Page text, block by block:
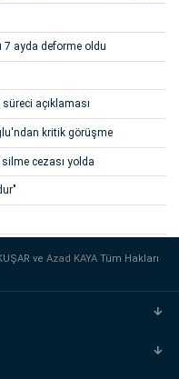
ayda deforme oldu
açıklaması
kritik görüşme
cezası yolda
veAzad KAYATüm Hakları